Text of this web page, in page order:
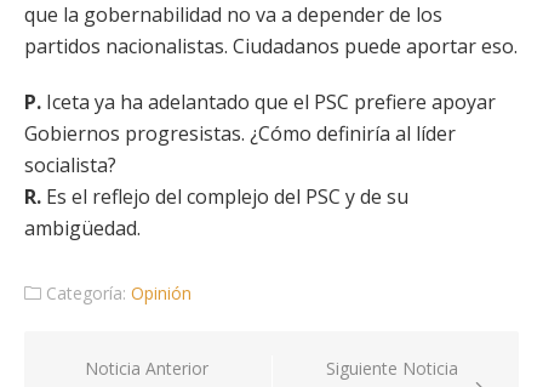
que la gobernabilidad no va a depender de los
partidos nacionalistas. Ciudadanos puede aportar eso.
P. Iceta ya ha adelantado que el PSC prefiere apoyar
Gobiernos progresistas. ¿Cómo definiría al líder
socialista?
R. Es el reflejo del complejo del PSC y de su
ambigüedad.
Categoría: Opinión
Navegación
Noticia Anterior Siguiente Noticia